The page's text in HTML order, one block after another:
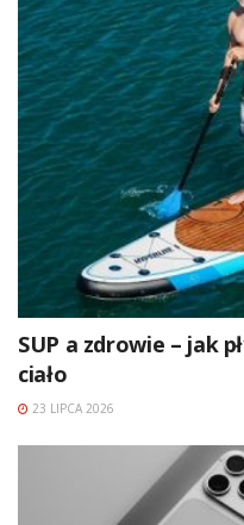
SUP a zdrowie – jak
ciało
23 LIPCA 2026